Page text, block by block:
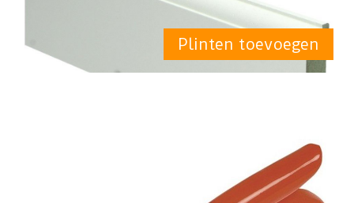
Plinten toevoegen